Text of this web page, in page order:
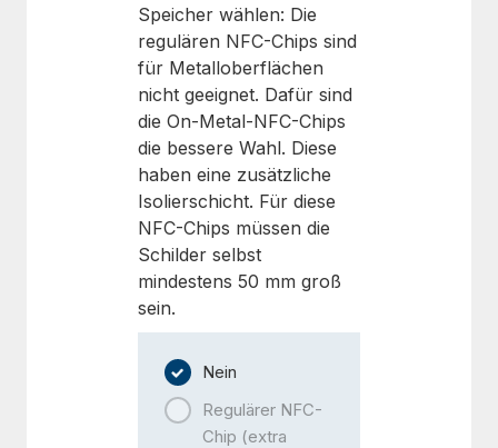
Speicher wählen: Die
regulären NFC-Chips sind
für Metalloberflächen
nicht geeignet. Dafür sind
die On-Metal-NFC-Chips
die bessere Wahl. Diese
haben eine zusätzliche
Isolierschicht. Für diese
NFC-Chips müssen die
Schilder selbst
mindestens 50 mm groß
sein.
Nein
Regulärer NFC-
Chip (extra